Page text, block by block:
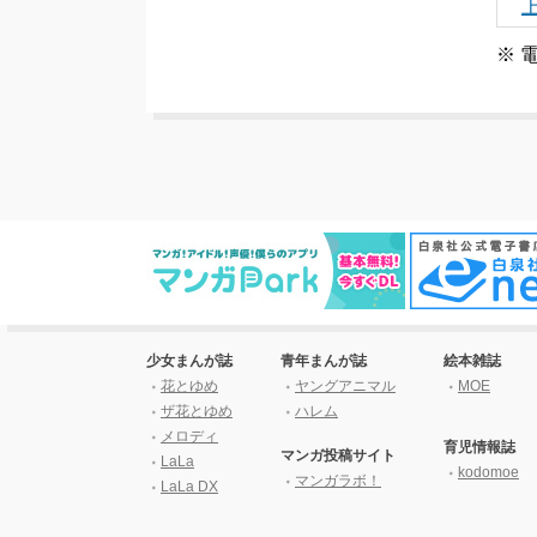
※
少女まんが誌
花とゆめ
ザ花とゆめ
メロディ
LaLa
LaLa DX
青年まんが誌
ヤングアニマル
ハレム
マンガ投稿サイト
マンガラボ！
絵本雑誌
MOE
育児情報誌
kodomoe